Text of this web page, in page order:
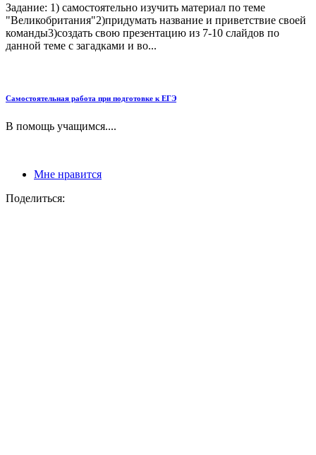
Задание: 1) самостоятельно изучить материал по теме
"Великобритания"2)придумать название и приветствие своей
команды3)создать свою презентацию из 7-10 слайдов по
данной теме с загадками и во...
Самостоятельная работа при подготовке к ЕГЭ
В помощь учащимся....
Мне нравится
Поделиться: